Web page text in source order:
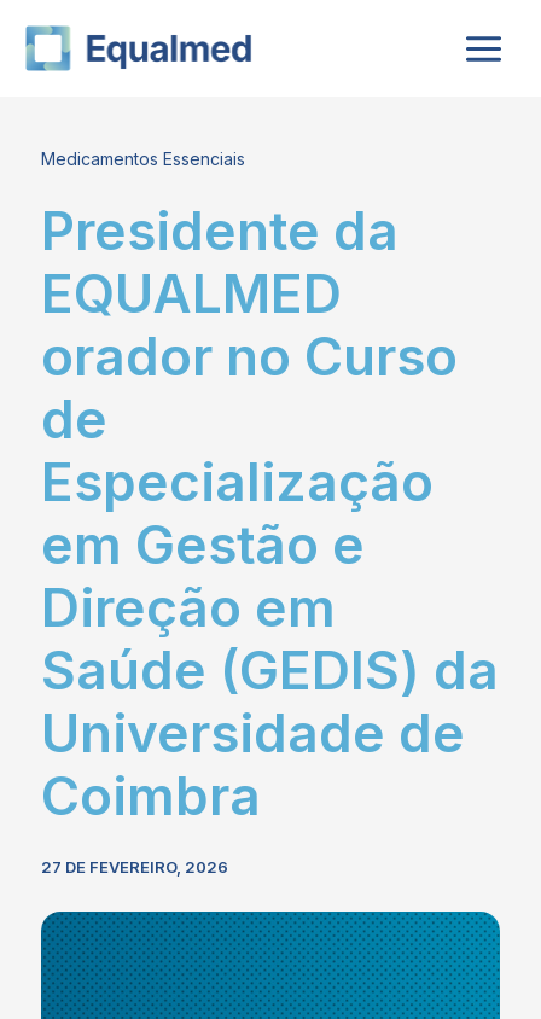
content
Medicamentos Essenciais
Presidente da
EQUALMED
orador no Curso
de
Especialização
em Gestão e
Direção em
Saúde (GEDIS) da
Universidade de
Coimbra
27 DE FEVEREIRO, 2026